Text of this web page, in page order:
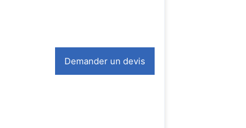
Demander un devis